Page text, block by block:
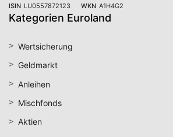
ISIN LU0557872123 WKN A1H4G2
Kategorien Euroland
Wertsicherung
Geldmarkt
Anleihen
Mischfonds
Aktien